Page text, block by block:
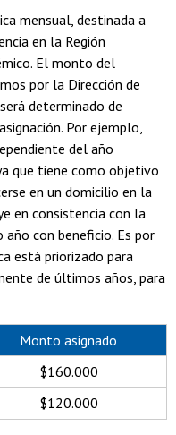
mensual, destinada a
en la Región
El monto del
por la Dirección de
determinado de
Por ejemplo,
del año
que tiene como objetivo
en un domicilio en la
en consistencia con la
con beneficio. Es por
está priorizado para
de últimos años, para
Monto asignado
$160.000
$120.000